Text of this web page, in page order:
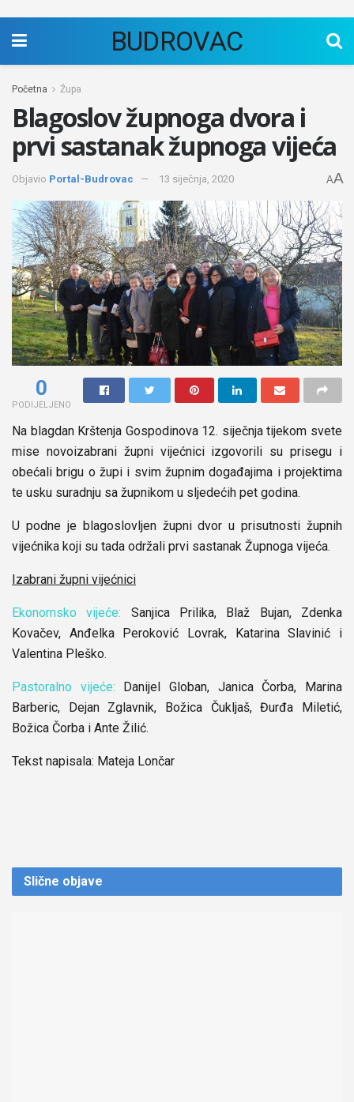
BUDROVAC
Početna Župa
Blagoslov župnoga dvora i
prvi sastanak župnoga vijeća
Objavio Portal-Budrovac 13 siječnja, 2020 AA
0
PODIJELJENO
Na blagdan Krštenja Gospodinova 12. siječnja tijekom svete
mise novoizabrani župni vijećnici izgovorili su prisegu i
obećali brigu o župi i svim župnim događajima i projektima
te usku suradnju sa župnikom u sljedećih pet godina.
U podne je blagoslovljen župni dvor u prisutnosti župnih
vijećnika koji su tada održali prvi sastanak Župnoga vijeća.
Izabrani župni vijećnici
Ekonomsko vijeće: Sanjica Prilika, Blaž Bujan, Zdenka
Kovačev, Anđelka Peroković Lovrak, Katarina Slavinić i
Valentina Pleško.
Pastoralno vijeće: Danijel Globan, Janica Čorba, Marina
Barberic, Dejan Zglavnik, Božica Čukljaš, Đurđa Miletić,
Božica Čorba i Ante Žilić.
Tekst napisala: Mateja Lončar
Slične objave